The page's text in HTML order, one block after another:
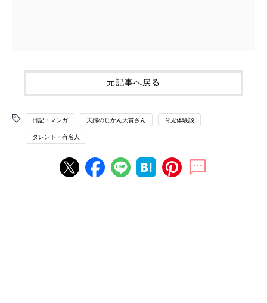
元記事へ戻る
日記・マンガ 夫婦のじかん大貫さん 育児体験談
タレント・有名人